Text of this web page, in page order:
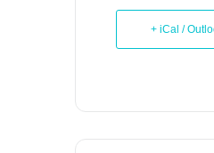
+ iCal /